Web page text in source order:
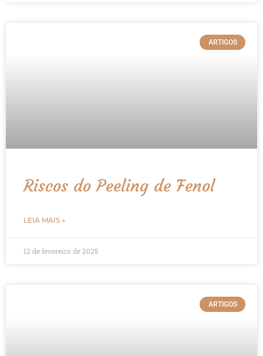
ARTIGOS
Riscos do Peeling de Fenol
LEIA MAIS »
12 de fevereiro de 2025
ARTIGOS